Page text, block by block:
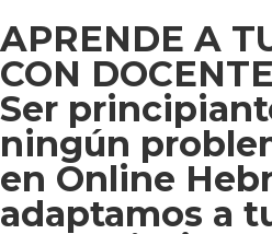
APRENDE A
CON
Ser
ningún
en Online
adaptamos a